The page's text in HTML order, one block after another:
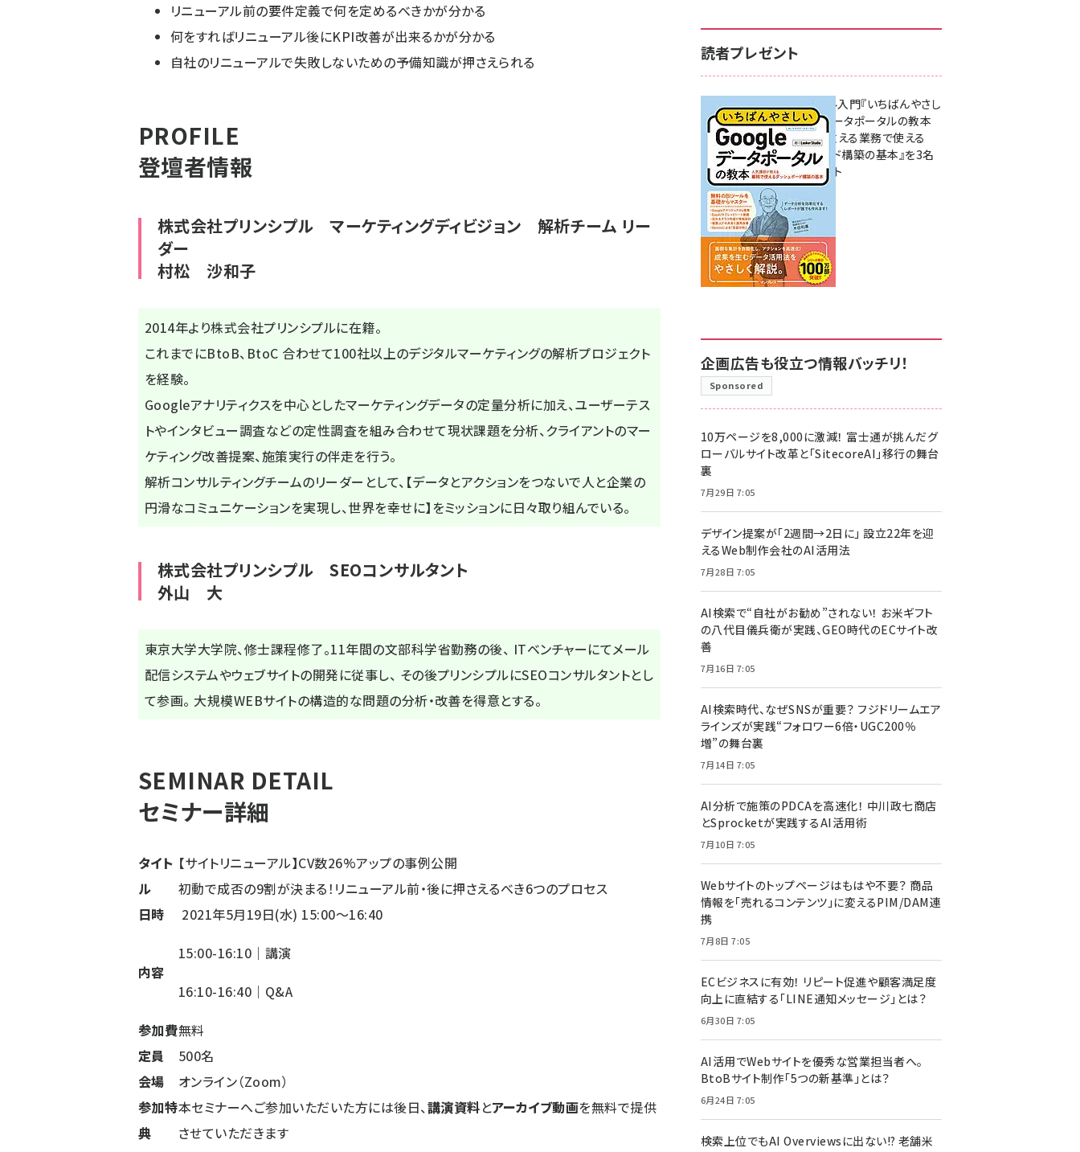
リニューアル前の要件定義で何を定めるべきかが分かる
何をすればリニューアル後にKPI改善が出来るかが分かる
自社のリニューアルで失敗しないための予備知識が押さえられる
PROFILE
登壇者情報
株式会社プリンシプル マーケティングディビジョン 解析チーム リー
ダー
村松 沙和子
2014年より株式会社プリンシプルに在籍。
これまでにBtoB、BtoC 合わせて100社以上のデジタルマーケティングの解析プロジェクト
を経験。
Googleアナリティクスを中心としたマーケティングデータの定量分析に加え、ユーザーテス
トやインタビュー調査などの定性調査を組み合わせて現状課題を分析、クライアントのマー
ケティング改善提案、施策実行の伴走を行う。
解析コンサルティングチームのリーダーとして、【データとアクションをつないで人と企業の
円滑なコミュニケーションを実現し、世界を幸せに】をミッションに日々取り組んでいる。
株式会社プリンシプル SEOコンサルタント
外山 大
東京大学大学院、修士課程修了。11年間の文部科学省勤務の後、 ITベンチャーにてメール
配信システムやウェブサイトの開発に従事し、 その後プリンシプルにSEOコンサルタントとし
て参画。 大規模WEBサイトの構造的な問題の分析・改善を得意とする。
SEMINAR DETAIL
セミナー詳細
タイト
ル
【サイトリニューアル】CV数26%アップの事例公開
初動で成否の9割が決まる！リニューアル前・後に押さえるべき6つのプロセス
日時
2021年5月19日(水) 15:00〜16:40
内容
15:00-16:10｜講演
16:10-16:40｜Q&A
参加費無料
定員
500名
会場
オンライン（Zoom）
参加特
典
本セミナーへご参加いただいた方には後日、講演資料とアーカイブ動画を無料で提供
させていただきます
読者プレゼント
無料BIツール入門『いちばんやさし
いGoogleデータポータルの教本
人気講師が教える業務で使える
ダッシュボード構築の基本』を3名
様にプレゼント
7月31日 10:00
企画広告も役立つ情報バッチリ！
Sponsored
10万ページを8,000に激減！ 富士通が挑んだグ
ローバルサイト改革と「SitecoreAI」移行の舞台
裏
7月29日 7:05
デザイン提案が「2週間→2日に」 設立22年を迎
えるWeb制作会社のAI活用法
7月28日 7:05
AI検索で“自社がお勧め”されない！ お米ギフト
の八代目儀兵衛が実践、GEO時代のECサイト改
善
7月16日 7:05
AI検索時代、なぜSNSが重要？ フジドリームエア
ラインズが実践“フォロワー6倍・UGC200％
増”の舞台裏
7月14日 7:05
AI分析で施策のPDCAを高速化！ 中川政七商店
とSprocketが実践するAI活用術
7月10日 7:05
Webサイトのトップページはもはや不要？ 商品
情報を「売れるコンテンツ」に変えるPIM/DAM連
携
7月8日 7:05
ECビジネスに有効！ リピート促進や顧客満足度
向上に直結する「LINE通知メッセージ」とは？
6月30日 7:05
AI活用でWebサイトを優秀な営業担当者へ。
BtoBサイト制作「5つの新基準」とは？
6月24日 7:05
検索上位でもAI Overviewsに出ない!? 老舗米